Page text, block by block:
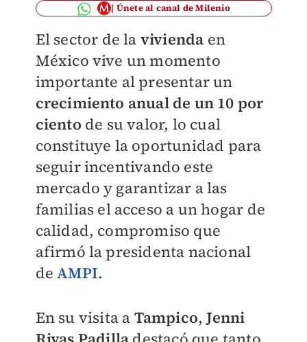
Únete al canal de Milenio
El sector de la vivienda en
México vive un momento
importante al presentar un
crecimiento anual de un 10 por
ciento de su valor, lo cual
constituye la oportunidad para
seguir incentivando este
mercado y garantizar a las
familias el acceso a un hogar de
calidad, compromiso que
afirmó la presidenta nacional
deAMPI.
En su visita a Tampico,Jenni